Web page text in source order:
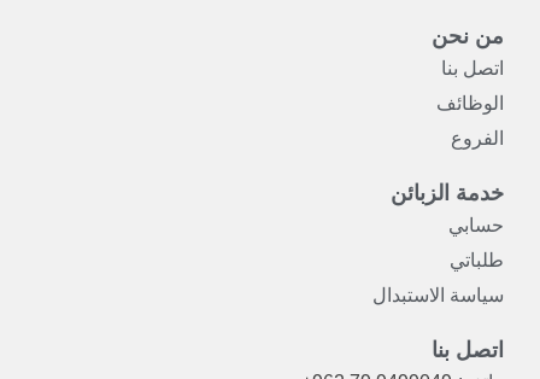
من نحن
اتصل بنا
الوظائف
الفروع
خدمة الزبائن
حسابي
طلباتي
سياسة الاستبدال
اتصل بنا